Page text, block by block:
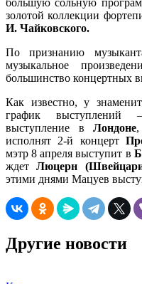
большую сольную
золотой коллекции
И. Чайковского.
По признанию
музыкальное
большинство концертных
Как известно, у
график выступлений
выступление в Лондоне
исполнят 2-й концерт
мэтр 8 апреля выступит в
ждетЛюцерн
этими днями Мацуев
Другие новости